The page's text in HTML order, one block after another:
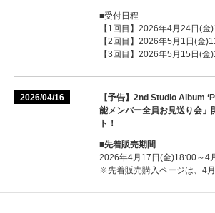
■受付日程
【1回目】2026年4月24日(
【2回目】2026年5月1日(金
【3回目】2026年5月15日(
2026/04/16
【予告】2nd Studio Album
能メンバー全員お見送り会
ト！
■先着販売期間
2026年4月17日(金)18:00～
※先着販売購入ページは、4